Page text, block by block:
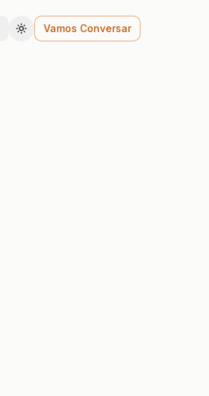
Cambiar tema
Vamos Conversar